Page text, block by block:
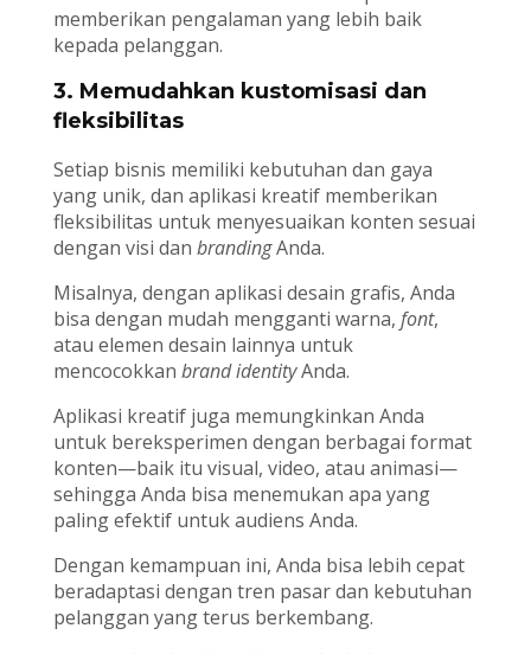
memberikan pengalaman yang lebih baik
kepada pelanggan.
3. Memudahkan kustomisasi dan
fleksibilitas
Setiap bisnis memiliki kebutuhan dan gaya
yang unik, dan aplikasi kreatif memberikan
fleksibilitas untuk menyesuaikan konten sesuai
dengan visi dan brandingAnda.
Misalnya, dengan aplikasi desain grafis, Anda
bisa dengan mudah mengganti warna, font,
atau elemen desain lainnya untuk
mencocokkan brand identityAnda.
Aplikasi kreatif juga memungkinkan Anda
untuk bereksperimen dengan berbagai format
konten—baik itu visual, video, atau animasi—
sehingga Anda bisa menemukan apa yang
paling efektif untuk audiens Anda.
Dengan kemampuan ini, Anda bisa lebih cepat
beradaptasi dengan tren pasar dan kebutuhan
pelanggan yang terus berkembang.